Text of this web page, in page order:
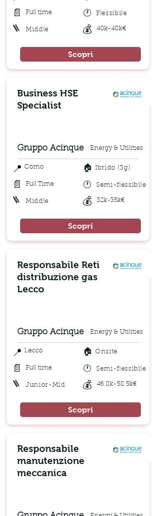
📄 Full time 🕐 Flessibile
🪜 💰
Middle 40k-48k€
Scopri
Business HSE
Specialist
Gruppo Acinque Energy & Utilities
📍 Como 🏠
📄
Ibrido (3g)
Full Time 🕐 Semi-flessibile
🪜 💰
Middle 32k-35k€
Scopri
Responsabile Reti
distribuzione gas
Lecco
Gruppo Acinque Energy & Utilities
📍 Lecco 🏠
📄
Onsite
Full time 🕐 Semi-flessibile
🪜 💰
Junior-Mid 46.8k-58.5k€
Scopri
Responsabile
manutenzione
meccanica